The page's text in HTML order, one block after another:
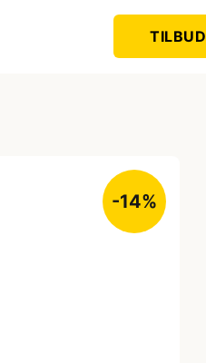
TILBUD
-14%